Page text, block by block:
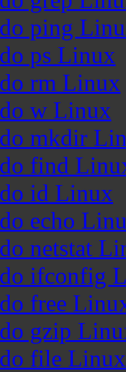
ping
ps Linux
rm Linux
w Linux
mkdir
find
id Linux
echo
netstat
ifconfig
free
gzip
file Linux